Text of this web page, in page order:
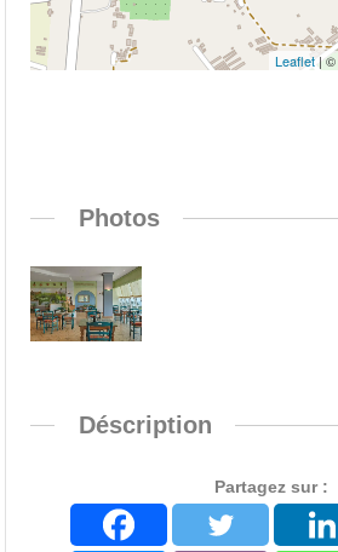
Leaflet| ©
Photos
Déscription
Partagez sur :